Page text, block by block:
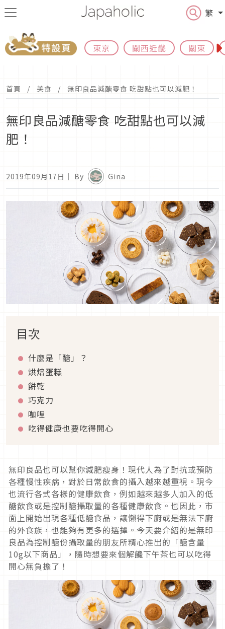
繁
東京 關西近畿 關東
首頁 美食 無印良品減醣零食 吃甜點也可以減肥！
無印良品減醣零食 吃甜點也可以減
肥！
2019年09月17日 ｜ By Gina
目次
什麼是「醣」？
烘焙蛋糕
餅乾
巧克力
咖哩
吃得健康也要吃得開心
無印良品也可以幫你減肥瘦身！現代人為了對抗或預防
各種慢性疾病，對於日常飲食的攝入越來越重視。現今
也流行各式各樣的健康飲食，例如越來越多人加入的低
醣飲食或是控制醣攝取量的各種健康飲食。也因此，市
面上開始出現各種低醣食品，讓懶得下廚或是無法下廚
的外食族，也能夠有更多的選擇。今天要介紹的是無印
良品為控制醣份攝取量的朋友所精心推出的「醣含量
10g以下商品」，隨時想要來個解饞下午茶也可以吃得
開心無負擔了！